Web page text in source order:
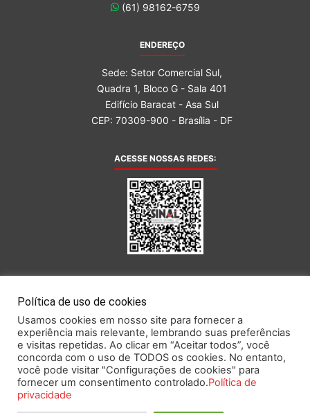
(61) 98162-6759
ENDEREÇO
Sede: Setor Comercial Sul,
Quadra 1, Bloco G - Sala 401
Edifício Baracat - Asa Sul
CEP: 70309-900 - Brasília - DF
ACESSE NOSSAS REDES:
Este portal obedece às prescrições da Lei Geral de Proteção de Dados.
Política de uso de cookies
Usamos cookies em nosso site para fornecer a
experiência mais relevante, lembrando suas preferências
e visitas repetidas. Ao clicar em “Aceitar todos”, você
concorda com o uso de TODOS os cookies. No entanto,
você pode visitar "Configurações de cookies" para
fornecer um consentimento controlado.Política de
privacidade